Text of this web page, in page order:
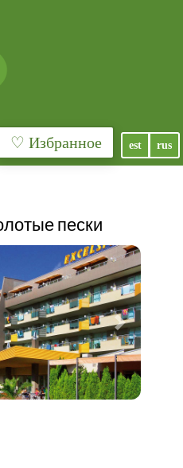
♡ Избранное est rus
пески
Next